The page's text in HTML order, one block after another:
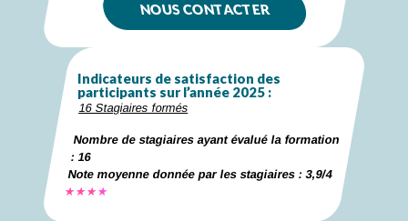
NOUS CONTACTER
Indicateurs de satisfaction des
participants sur l’année 2025 :
16 Stagiaires formés
Nombre de stagiaires ayant évalué la formation
: 16
Note moyenne donnée par les stagiaires : 3,9/4
★★★★